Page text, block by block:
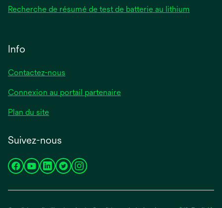
Recherche de résumé de test de batterie au lithium
Info
Contactez-nous
Connexion au portail partenaire
Plan du site
Suivez-nous
s’ouvres’ouvres’ouvres’ouvres’ouvre